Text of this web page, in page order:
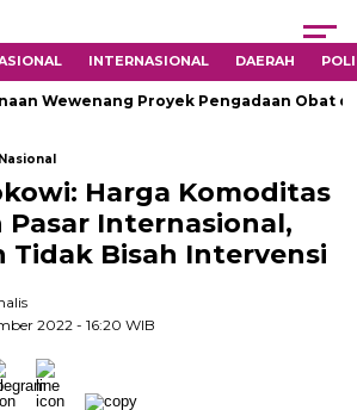
INTERNASIONAL DAERAH
Wewenang Proyek Pengadaan Obat
Nasional
Harga Komoditas
Internasional,
Tidak Bisah Intervensi
2022- 16:20 WIB